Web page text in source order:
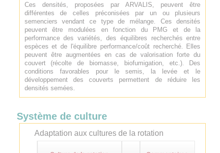
Ces densités, proposées par ARVALIS, peuvent être
différentes de celles préconisées par un ou plusieurs
semenciers vendant ce type de mélange. Ces densités
peuvent être modulées en fonction du PMG et de la
performance des variétés, des équilibres recherchés entre
espèces et de l'équilibre performance/coût recherché. Elles
peuvent être augmentées en cas de valorisation forte du
couvert (récolte de biomasse, biofumigation, etc.). Des
conditions favorables pour le semis, la levée et le
développement des couverts permettent de réduire les
densités semées.
Système de culture
Adaptation aux cultures de la rotation